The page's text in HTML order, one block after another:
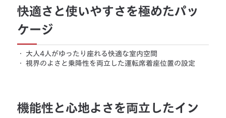
快適さと使いやすさを極めたパッ
ケージ
・
大人4人がゆったり座れる快適な室内空間
・
視界のよさと乗降性を両立した運転席着座位置の設定
機能性と心地よさを両立したイン